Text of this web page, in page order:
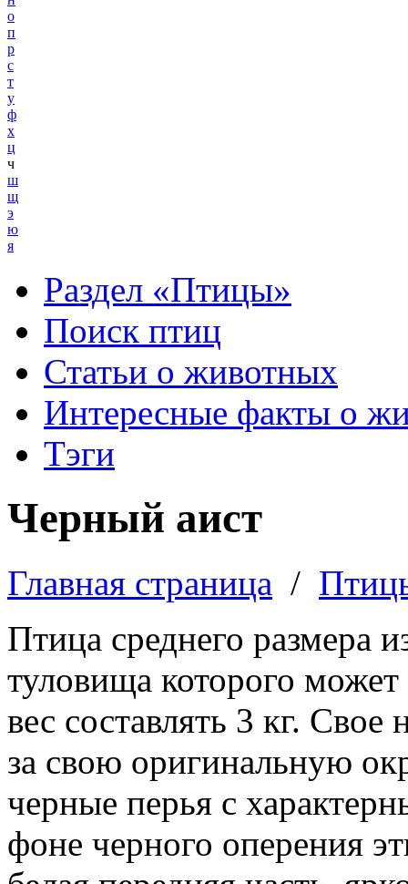
о
п
р
с
т
у
ф
х
ц
ч
ш
щ
э
ю
я
Раздел «Птицы»
Поиск птиц
Статьи о животных
Интересные факты о
Тэги
Черный аист
Главная страница /
Птица среднего размера
туловища которого
вес составлять 3 кг. Свое
за свою оригинальную
черные перья с
фоне черного оперения